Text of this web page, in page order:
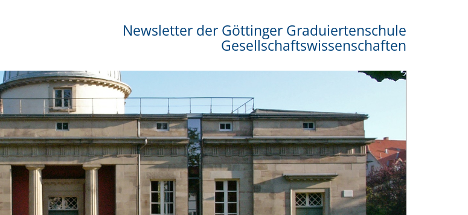
Newsletter der Göttinger Graduiertenschule
Gesellschaftswissenschaften